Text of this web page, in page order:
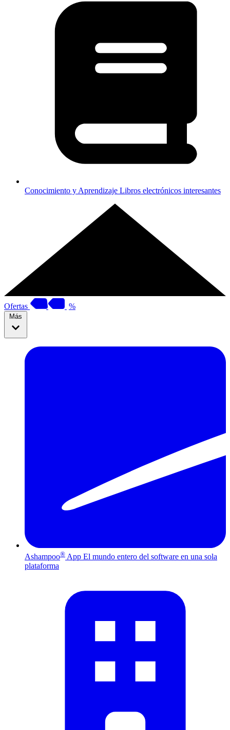
Conocimiento y Aprendizaje Libros electrónicos interesantes
Ofertas %
Más
Ashampoo® App El mundo entero del software en una sola
plataforma